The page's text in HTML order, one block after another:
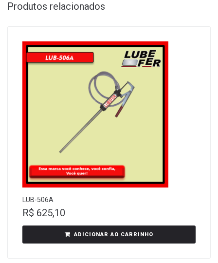
Produtos relacionados
LUB-506A
R$ 625,10
ADICIONAR AO CARRINHO